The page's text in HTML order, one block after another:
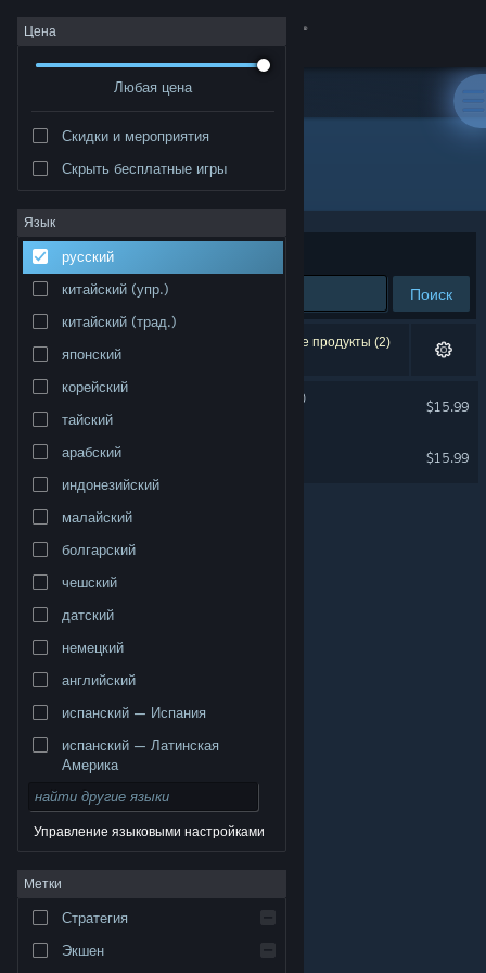
Войти
Сообщество
Информация
Поддержка
Изменить язык
Полная версия
© Valve Corporation. Все права сохранены. Все
торговые марки являются собственностью
Правовая информация
Соглашение подписчика Steam
Файлы cookie
Цена
Любая цена
Скидки и мероприятия
Скрыть бесплатные игры
Язык
русский
китайский (упр.)
китайский (трад.)
японский
корейский
тайский
арабский
индонезийский
малайский
болгарский
чешский
датский
немецкий
английский
испанский — Испания
испанский — Латинская
Америка
Управление языковыми настройками
Метки
Стратегия
Экшен
Разработчик: Sporobole
Сортировать по
Поиск
Результатов по вашему запросу: 2. Некоторые продукты (2)
скрыты согласно вашим настройкам.
Le corps-glitch (multitudes)
$15.99
$15.99